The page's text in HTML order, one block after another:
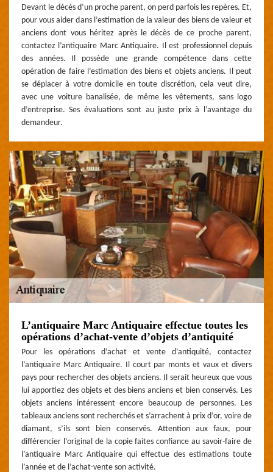
Devant le décès d’un proche parent, on perd parfois les repères. Et,
pour vous aider dans l’estimation de la valeur des biens de valeur et
anciens dont vous héritez après le décès de ce proche parent,
contactez l’antiquaire Marc Antiquaire. Il est professionnel depuis
des années. Il possède une grande compétence dans cette
opération de faire l’estimation des biens et objets anciens. Il peut
se déplacer à votre domicile en toute discrétion, cela veut dire,
avec une voiture banalisée, de même les vêtements, sans logo
d’entreprise. Ses évaluations sont au juste prix à l’avantage du
demandeur.
L’antiquaire Marc Antiquaire effectue toutes les
opérations d’achat-vente d’objets d’antiquité
Pour les opérations d’achat et vente d’antiquité, contactez
l’antiquaire Marc Antiquaire. Il court par monts et vaux et divers
pays pour rechercher des objets anciens. Il serait heureux que vous
lui apportiez des objets et des biens anciens et bien conservés. Les
objets anciens intéressent encore beaucoup de personnes. Les
tableaux anciens sont recherchés et s’arrachent à prix d’or, voire de
diamant, s’ils sont bien conservés. Attention aux faux, pour
différencier l’original de la copie faites confiance au savoir-faire de
l’antiquaire Marc Antiquaire qui effectue des estimations toute
l’année et de l’achat-vente son activité.